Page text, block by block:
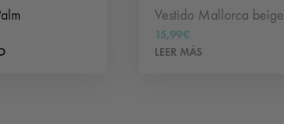
Vestido Mallorca beige
15,99€
LEER MÁS